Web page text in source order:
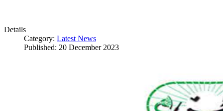
Details
Category: Latest News
Published: 20 December 2023